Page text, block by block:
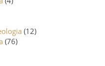
(12)
(76)